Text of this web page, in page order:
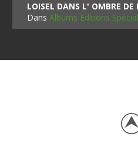
LOISEL DANS L' OMBRE DE
DansAlbums Editions